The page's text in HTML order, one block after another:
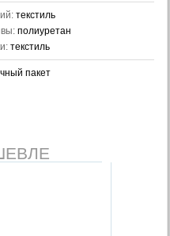
текстиль
полиуретан
текстиль
пакет